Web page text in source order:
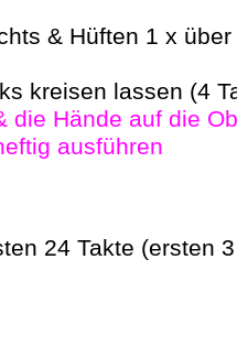
& Hüften 1 x
kreisen lassen (4
die Hände auf die
ausführen
24 Takte (ersten